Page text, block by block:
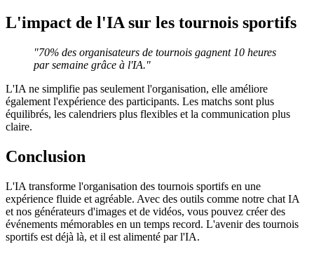
L'impact de l'IA sur les tournois sportifs
"70% des organisateurs de tournois gagnent 10 heures
par semaine grâce à l'IA."
L'IA ne simplifie pas seulement l'organisation, elle améliore
également l'expérience des participants. Les matchs sont plus
équilibrés, les calendriers plus flexibles et la communication plus
claire.
Conclusion
L'IA transforme l'organisation des tournois sportifs en une
expérience fluide et agréable. Avec des outils comme notre chat IA
et nos générateurs d'images et de vidéos, vous pouvez créer des
événements mémorables en un temps record. L'avenir des tournois
sportifs est déjà là, et il est alimenté par l'IA.